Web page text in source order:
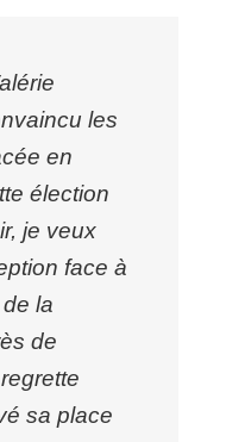
les
en
élection
je veux
face à
la
de
sa place